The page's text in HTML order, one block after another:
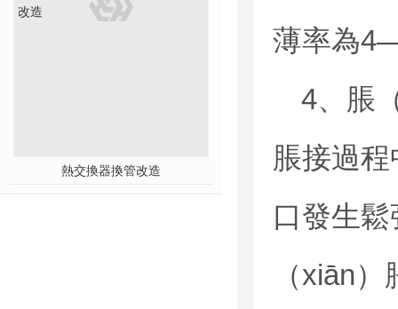
熱交換器換管改造
薄率為
4、脹
脹接過
口發生
（xiān